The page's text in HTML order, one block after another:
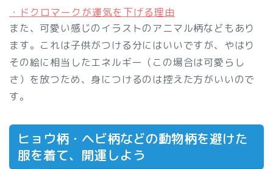
・ドクロマークが運気を下げる理由
また、可愛い感じのイラストのアニマル柄などもあり
ます。これは子供がつける分にはいいですが、やはり
その絵に相当したエネルギー（この場合は可愛らし
さ）を放つため、身につけるのは控えた方がいいので
す。
ヒョウ柄・ヘビ柄などの動物柄を避けた
服を着て、開運しよう